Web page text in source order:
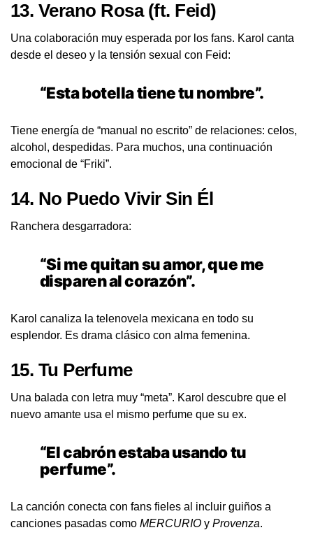
13. Verano Rosa(ft. Feid)
Una colaboración muy esperada por los fans. Karol canta
desde el deseo y la tensión sexual con Feid:
“Esta botella tiene tu nombre”.
Tiene energía de “manual no escrito” de relaciones: celos,
alcohol, despedidas. Para muchos, una continuación
emocional de “Friki”.
14. No Puedo Vivir Sin Él
Ranchera desgarradora:
“Si me quitan su amor, que me
disparen al corazón”.
Karol canaliza la telenovela mexicana en todo su
esplendor. Es drama clásico con alma femenina.
15. Tu Perfume
Una balada con letra muy “meta”. Karol descubre que el
nuevo amante usa el mismo perfume que su ex.
“El cabrón estaba usando tu
perfume”.
La canción conecta con fans fieles al incluir guiños a
canciones pasadas como MERCURIO y Provenza.